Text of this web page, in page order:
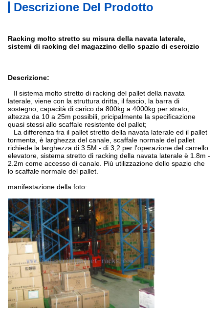
Descrizione Del Prodotto
Racking molto stretto su misura della navata laterale,
sistemi di racking del magazzino dello spazio di esercizio
Descrizione:
Il sistema molto stretto di racking del pallet della navata
laterale, viene con la struttura dritta, il fascio, la barra di
sostegno, capacità di carico da 800kg a 4000kg per strato,
altezza da 10 a 25m possibili, pricipalmente la specificazione
quasi stessi allo scaffale resistente del pallet;
La differenza fra il pallet stretto della navata laterale ed il pallet
tormenta, è larghezza del canale, scaffale normale del pallet
richiede la larghezza di 3.5M - di 3,2 per l'operazione del carrello
elevatore, sistema stretto di racking della navata laterale è 1.8m -
2.2m come accesso di canale. Più utilizzazione dello spazio che
lo scaffale normale del pallet.
manifestazione della foto: